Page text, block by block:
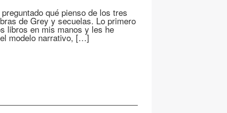
qué pienso de los tres
de Grey y secuelas. Lo primero
libros en mis manos y les he
modelo narrativo, […]